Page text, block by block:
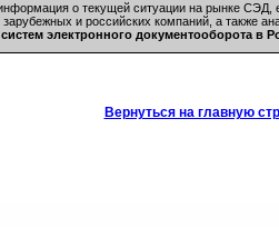
о текущей ситуации на рынке СЭД,
и российских компаний, а также
электронного документооборота в
Вернуться на главную